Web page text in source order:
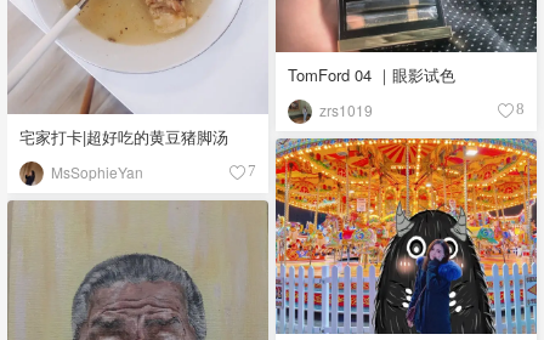
宅家打卡|超好吃的黄豆猪脚汤
MsSophieYan 7
TomFord 04 ｜眼影试色
zrs1019 8